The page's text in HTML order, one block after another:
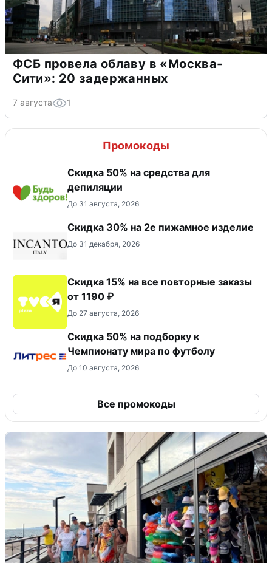
ФСБ провела облаву в «Москва-
Сити»: 20 задержанных
7 августа 1
Промокоды
Скидка 50% на средства для
депиляции
До 31 августа, 2026
Скидка 30% на 2е пижамное изделие
До 31 декабря, 2026
Скидка 15% на все повторные заказы
от 1190 ₽
До 27 августа, 2026
Скидка 50% на подборку к
Чемпионату мира по футболу
До 10 августа, 2026
Все промокоды